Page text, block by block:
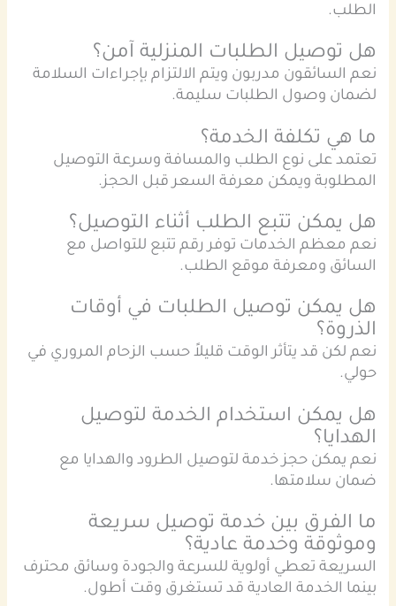
الطلب.
هل توصيل الطلبات المنزلية آمن؟
نعم السائقون مدربون ويتم الالتزام بإجراءات السلامة
لضمان وصول الطلبات سليمة.
ما هي تكلفة الخدمة؟
تعتمد على نوع الطلب والمسافة وسرعة التوصيل
المطلوبة ويمكن معرفة السعر قبل الحجز.
هل يمكن تتبع الطلب أثناء التوصيل؟
نعم معظم الخدمات توفر رقم تتبع للتواصل مع
السائق ومعرفة موقع الطلب.
هل يمكن توصيل الطلبات في أوقات
الذروة؟
نعم لكن قد يتأثر الوقت قليلاً حسب الزحام المروري في
حولي.
هل يمكن استخدام الخدمة لتوصيل
الهدايا؟
نعم يمكن حجز خدمة لتوصيل الطرود والهدايا مع
ضمان سلامتها.
ما الفرق بين خدمة توصيل سريعة
وموثوقة وخدمة عادية؟
السريعة تعطي أولوية للسرعة والجودة وسائق محترف
بينما الخدمة العادية قد تستغرق وقت أطول.